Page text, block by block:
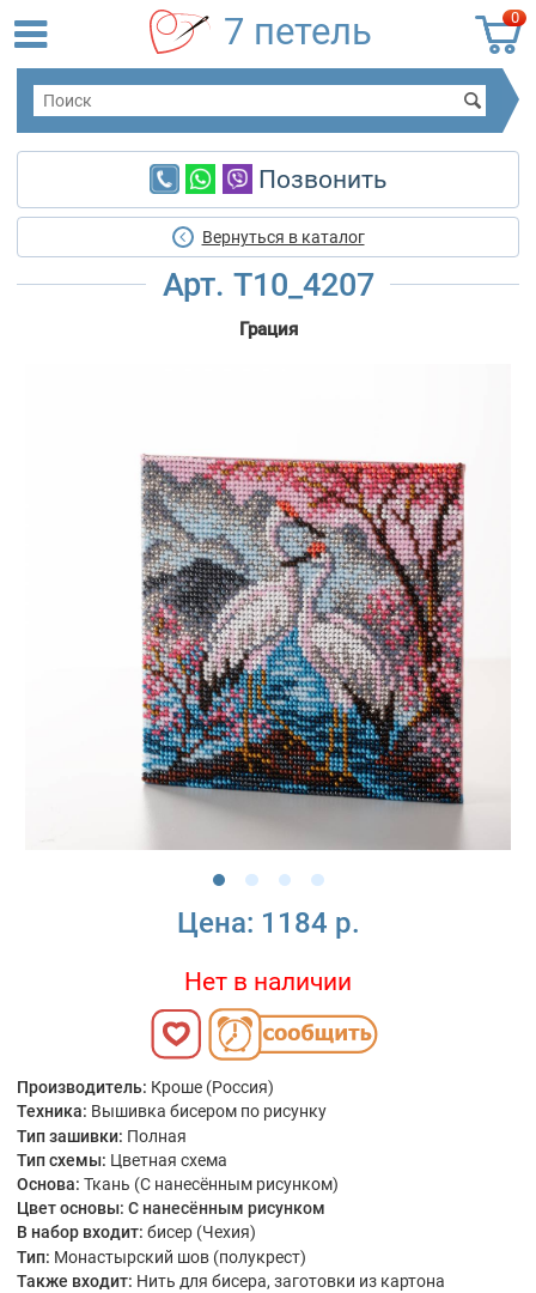
0
7 петель
Позвонить
Вернуться в каталог
Арт. Т10_4207
Грация
Цена: 1184 р.
Нет в наличии
Производитель: Кроше (Россия)
Техника: Вышивка бисером по рисунку
Тип зашивки: Полная
Тип схемы: Цветная схема
Основа: Ткань (С нанесённым рисунком)
Цвет основы: С нанесённым рисунком
В набор входит: бисер (Чехия)
Тип: Монастырский шов (полукрест)
Также входит: Нить для бисера, заготовки из картона